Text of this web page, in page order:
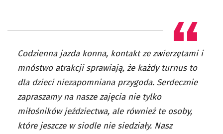
Codzienna jazda konna, kontakt ze zwierzętami i
mnóstwo atrakcji sprawiają, że każdy turnus to
dla dzieci niezapomniana przygoda. Serdecznie
zapraszamy na nasze zajęcia nie tylko
miłośników jeździectwa, ale również te osoby,
które jeszcze w siodle nie siedziały. Nasz